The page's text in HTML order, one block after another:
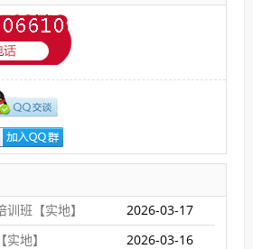
班【实地】
2026-03-17
地】
2026-03-16